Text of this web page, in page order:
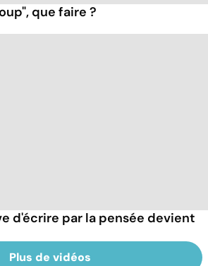
que faire ?
d'écrire par la pensée devient
Plus de vidéos